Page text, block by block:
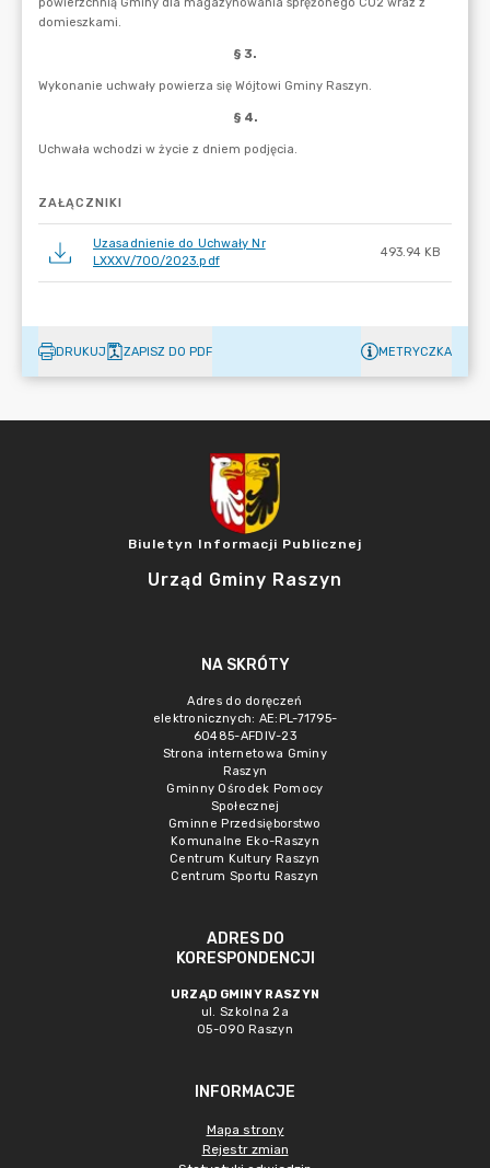
ZAŁĄCZNIKI
Uzasadnienie do Uchwały Nr
LXXXV/700/2023.pdf
493.94 KB
DRUKUJ ZAPISZ DO PDF METRYCZKA
Biuletyn Informacji Publicznej
Urząd Gminy Raszyn
NA SKRÓTY
Adres do doręczeń
elektronicznych: AE:PL-71795-
60485-AFDIV-23
Strona internetowa Gminy
Raszyn
Gminny Ośrodek Pomocy
Społecznej
Gminne Przedsięborstwo
Komunalne Eko-Raszyn
Centrum Kultury Raszyn
Centrum Sportu Raszyn
ADRES DO
KORESPONDENCJI
URZĄD GMINY RASZYN
ul. Szkolna 2a
05-090 Raszyn
INFORMACJE
Mapa strony
Rejestr zmian